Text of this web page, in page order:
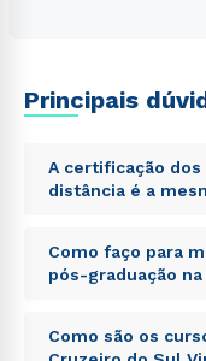
Principais
A certificação
distância é a
Sed ut perspiciatis
voluptatem
totam rem
explicabo. Nemo
Como faço para
pós-graduação
Sed ut perspiciatis
voluptatem
Como são os
Estou de acordo
autorizo que